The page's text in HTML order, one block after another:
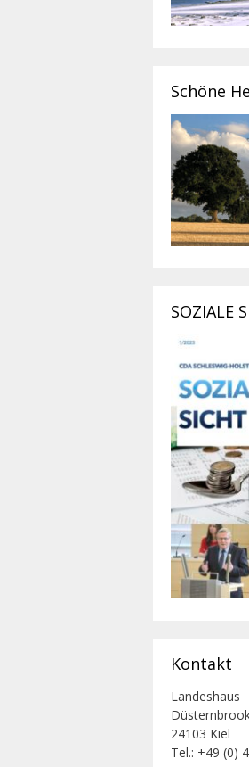
Schöne
SOZIALE
Kontakt
Landeshaus
24103 Kiel
Tel.: +49 (0)